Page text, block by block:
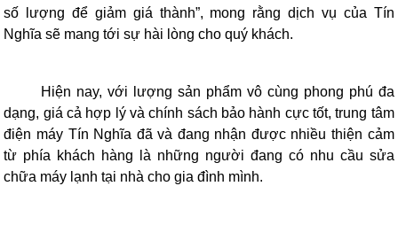
số lượng để giảm giá thành”, mong rằng dịch vụ của Tín
Nghĩa sẽ mang tới sự hài lòng cho quý khách.
Hiện nay, với lượng sản phẩm vô cùng phong phú đa
dạng, giá cả hợp lý và chính sách bảo hành cực tốt, trung tâm
điện máy Tín Nghĩa đã và đang nhận được nhiều thiện cảm
từ phía khách hàng là những người đang có nhu cầu sửa
chữa máy lạnh tại nhà cho gia đình mình.